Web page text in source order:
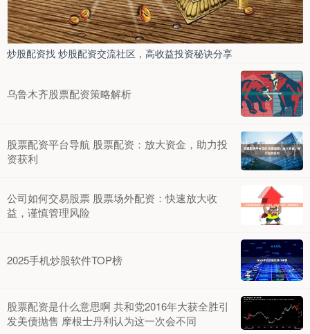
炒股配资找 炒股配资交流社区，高收益投资秘诀分享
乌鲁木齐股票配资策略解析
股票配资平台导航 股票配资：放大资金，助力投
资获利
公司如何交易股票 股票场外配资：快速放大收
益，谨慎管理风险
2025手机炒股软件TOP榜
股票配资是什么意思啊 共和党2016年大获全胜引
发美债抛售 摩根士丹利认为这一次会不同